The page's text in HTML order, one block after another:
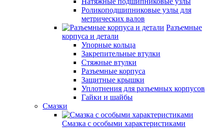
Роликоподшипниковые узлы для
метрических валов
Разъемные
корпуса и детали
Упорные кольца
Закрепительные втулки
Стяжные втулки
Разъемные корпуса
Защитные крышки
Уплотнения для разъемных корпусов
Гайки и шайбы
Смазки
Смазка с особыми характеристиками